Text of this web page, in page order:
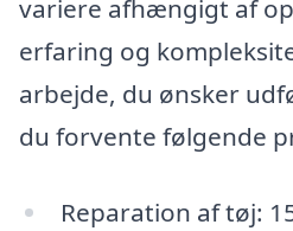
variere afhængigt af
erfaring og
arbejde, du ønsker
du forvente følgende
Reparation af tøj: